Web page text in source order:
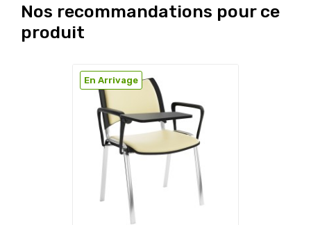
Nos recommandations pour ce
produit
En Arrivage